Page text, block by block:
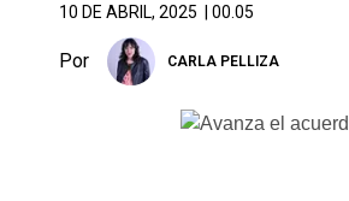
10 DE ABRIL, 2025 | 00.05
Por CARLA PELLIZA